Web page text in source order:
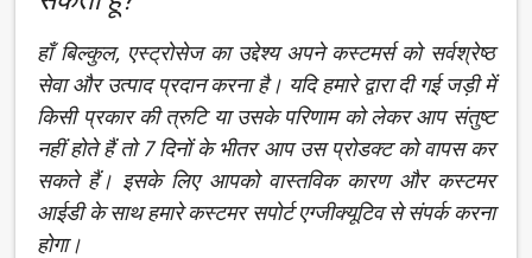
हाँ बिल्कुल, एस्ट्रोसेज का उद्देश्य अपने कस्टमर्स को सर्वश्रेष्ठ
सेवा और उत्पाद प्रदान करना है। यदि हमारे द्वारा दी गई जड़ी में
किसी प्रकार की त्रुटि या उसके परिणाम को लेकर आप संतुष्ट
नहीं होते हैं तो 7 दिनों के भीतर आप उस प्रोडक्ट को वापस कर
सकते हैं। इसके लिए आपको वास्तविक कारण और कस्टमर
आईडी के साथ हमारे कस्टमर सपोर्ट एग्जीक्यूटिव से संपर्क करना
होगा।